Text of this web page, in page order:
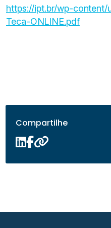
https://ipt.br/wp-
Teca-ONLINE.pdf
Compartilhe